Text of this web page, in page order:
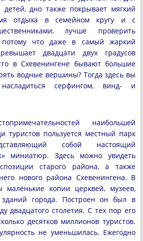
детей, дно также покрывает мягкий
отдыха в семейном кругу и с
лучше проверить
потому что даже в самый жаркий
двадцати двух градусов
в Схевенингене бывают большие
водные вершины? Тогда здесь вы
серфингом, винд- и
наибольшей
туристов пользуется местный парк
собой настоящий
миниатюр. Здесь можно увидеть
старого района, а также
нового района Схевенингена. В
маленькие копии церквей, музеев,
зданий города. Построен он был в
двадцатого столетия. С тех пор его
десятков миллионов туристов.
не уменьшилась. Ежегодно